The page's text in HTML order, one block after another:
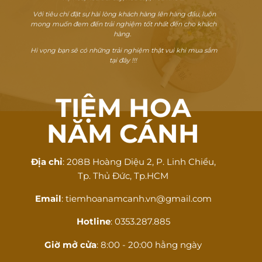
Với tiêu chí đặt sự hài lòng khách hàng lên hàng đầu, luôn
mong muốn đem đến trải nghiệm tốt nhất đến cho khách
hàng.
Hi vọng bạn sẽ có những trải nghiệm thật vui khi mua sắm
tại đây !!!
TIỆM HOA
NĂM CÁNH
Địa chỉ: 208B Hoàng Diệu 2, P. Linh Chiểu,
Tp. Thủ Đức, Tp.HCM
Email: tiemhoanamcanh.vn@gmail.com
Hotline: 0353.287.885
Giờ mở cửa: 8:00 - 20:00 hằng ngày